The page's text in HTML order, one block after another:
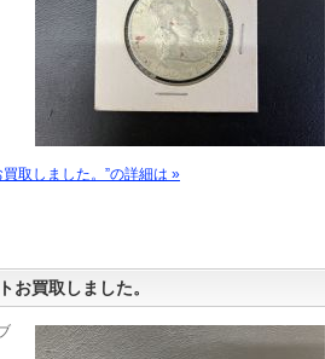
取しました。”の詳細は »
お買取しました。